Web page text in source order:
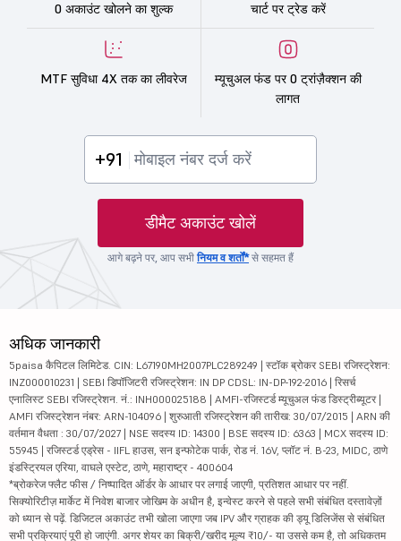
0 अकाउंट खोलने का शुल्क चार्ट पर ट्रेड करें
MTF सुविधा 4X तक का लीवरेज
म्यूचुअल फंड पर 0 ट्रांज़ैक्शन की
लागत
+91
डीमैट अकाउंट खोलें
आगे बढ़ने पर, आप सभीनियम व शर्तों*से सहमत हैं
अधिक जानकारी
5paisa कैपिटल लिमिटेड. CIN: L67190MH2007PLC289249 | स्टॉक ब्रोकर SEBI रजिस्ट्रेशन:
INZ000010231 | SEBI डिपॉजिटरी रजिस्ट्रेशन: IN DP CDSL: IN-DP-192-2016 | रिसर्च
एनालिस्ट SEBI रजिस्ट्रेशन. नं.: INH000025188 | AMFI-रजिस्टर्ड म्यूचुअल फंड डिस्ट्रीब्यूटर |
AMFI रजिस्ट्रेशन नंबर: ARN-104096 | शुरुआती रजिस्ट्रेशन की तारीख: 30/07/2015 | ARN की
वर्तमान वैधता : 30/07/2027 | NSE सदस्य ID: 14300 | BSE सदस्य ID: 6363 | MCX सदस्य ID:
55945 | रजिस्टर्ड एड्रेस - IIFL हाउस, सन इन्फोटेक पार्क, रोड नं. 16V, प्लॉट नं. B-23, MIDC, ठाणे
इंडस्ट्रियल एरिया, वाघले एस्टेट, ठाणे, महाराष्ट्र - 400604
*ब्रोकरेज फ्लैट फीस / निष्पादित ऑर्डर के आधार पर लगाई जाएगी, प्रतिशत आधार पर नहीं.
सिक्योरिटीज़ मार्केट में निवेश बाजार जोखिम के अधीन है, इन्वेस्ट करने से पहले सभी संबंधित दस्तावेज़ों
को ध्यान से पढ़ें. डिजिटल अकाउंट तभी खोला जाएगा जब IPV और ग्राहक की ड्यू डिलिजेंस से संबंधित
सभी प्रक्रियाएं पूरी हो जाएंगी. अगर शेयर का बिक्री/खरीद मूल्य ₹10/- या उससे कम है, तो अधिकतम